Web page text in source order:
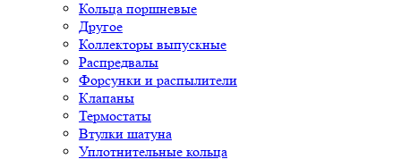
Кольца поршневые
Другое
Коллекторы выпускные
Распредвалы
Форсунки и распылители
Клапаны
Термостаты
Втулки шатуна
Уплотнительные кольца